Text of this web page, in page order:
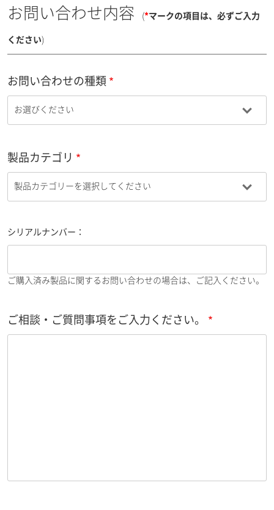
お問い合わせ内容 (*マークの項目は、必ずご入力
ください)
お問い合わせの種類
製品カテゴリ
シリアルナンバー：
ご購入済み製品に関するお問い合わせの場合は、ご記入ください。
ご相談・ご質問事項をご入力ください。